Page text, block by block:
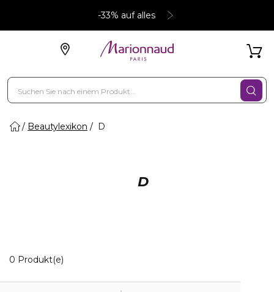
-33% auf alles
Beautylexikon D
D
0 Produkt(e)